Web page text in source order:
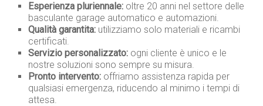
Esperienza pluriennale: oltre 20 anni nel settore delle
basculante garage automatico e automazioni.
Qualità garantita: utilizziamo solo materiali e ricambi
certificati.
Servizio personalizzato: ogni cliente è unico e le
nostre soluzioni sono sempre su misura.
Pronto intervento: offriamo assistenza rapida per
qualsiasi emergenza, riducendo al minimo i tempi di
attesa.